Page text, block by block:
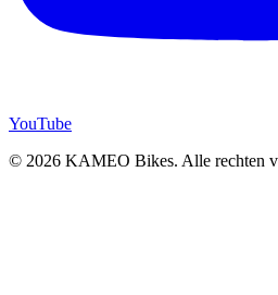
YouTube
© 2026 KAMEO Bikes. Alle rechten